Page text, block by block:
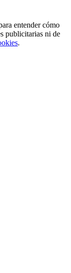
entender cómo
publicitarias ni de
.